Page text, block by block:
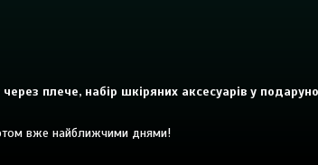
через плече, набір шкіряних аксесуарів у
вже найближчими днями!